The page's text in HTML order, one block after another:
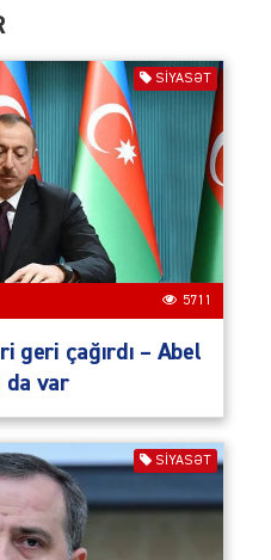
SIYASƏT
5711
geri çağırdı – Abel
da var
SIYASƏT